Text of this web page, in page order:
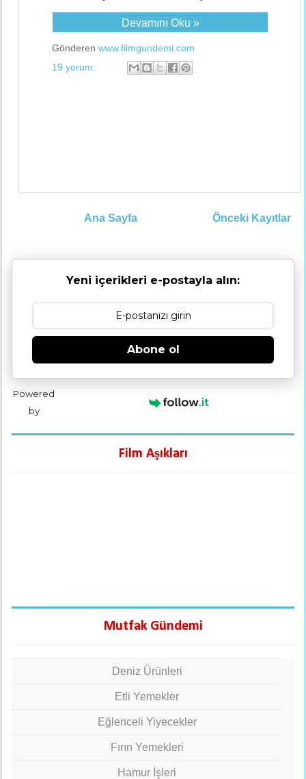
Devamını Oku »
Gönderen www.filmgundemi.com
19 yorum:
Önceki Kayıtlar
Ana Sayfa
Yeni içerikleri e-postayla alın:
Abone ol
Powered
by
Film Aşıkları
Mutfak Gündemi
Deniz Ürünleri
Etli Yemekler
Eğlenceli Yiyecekler
Fırın Yemekleri
Hamur İşleri